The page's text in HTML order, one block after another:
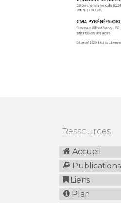
Ressources
Accueil
Publications
Liens
Plan